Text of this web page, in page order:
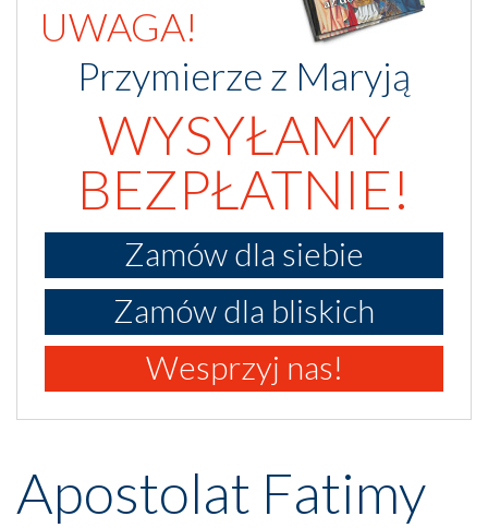
UWAGA!
Przymierze z Maryją
WYSYŁAMY
BEZPŁATNIE!
Zamów dla siebie
Zamów dla bliskich
Wesprzyj nas!
Apostolat Fatimy